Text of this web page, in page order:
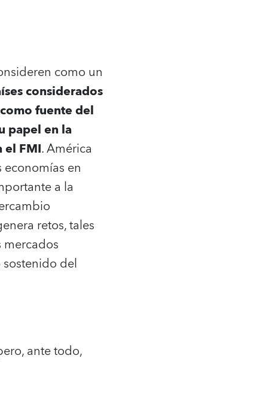
como un
considerados
fuente del
papel en la
el FMI. América
en
a la
retos, tales
del
ante todo,